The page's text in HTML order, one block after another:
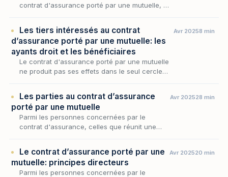
contrat d'assurance porté par une mutuelle, le
tête duque…
Les tiers intéressés au contrat
d’assurance porté par une mutuelle: les
ayants droit et les bénéficiaires
Le contrat d'assurance porté par une mutuelle
ne produit pas ses effets dans le seul cercle
Avr 20258 min
Les parties au contrat d’assurance
porté par une mutuelle
Parmi les personnes concernées par le
contrat d'assurance, celles que réunit une
assureur étranger…
Avr 202528 min
Le contrat d’assurance porté par une
mutuelle: principes directeurs
Parmi les personnes concernées par le
Avr 202520 min